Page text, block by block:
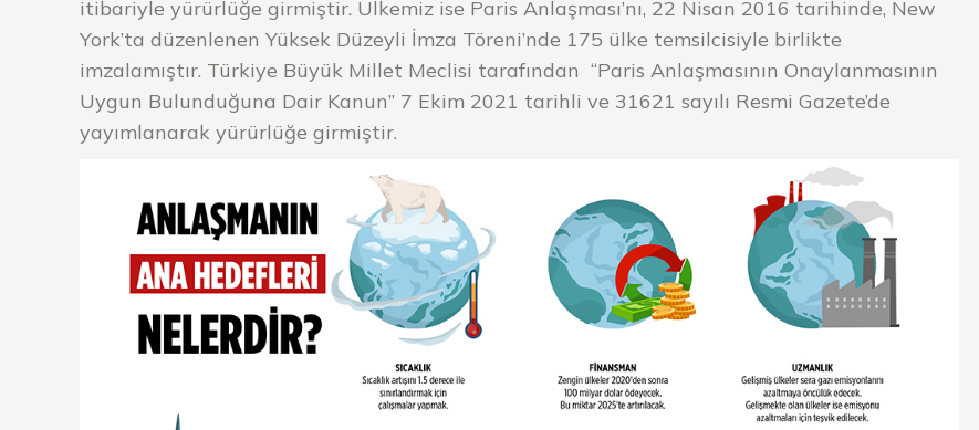
itibariyle yürürlüğe girmiştir. Ülkemiz ise Paris Anlaşması’nı, 22 Nisan 2016 tarihinde, New
York’ta düzenlenen Yüksek Düzeyli İmza Töreni’nde 175 ülke temsilcisiyle birlikte
imzalamıştır. Türkiye Büyük Millet Meclisi tarafından “Paris Anlaşmasının Onaylanmasının
Uygun Bulunduğuna Dair Kanun” 7 Ekim 2021 tarihli ve 31621 sayılı Resmi Gazete’de
yayımlanarak yürürlüğe girmiştir.